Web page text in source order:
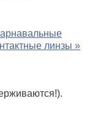
линзы »